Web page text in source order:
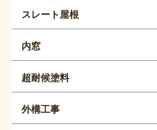
スレート屋根
内窓
超耐候塗料
外構工事